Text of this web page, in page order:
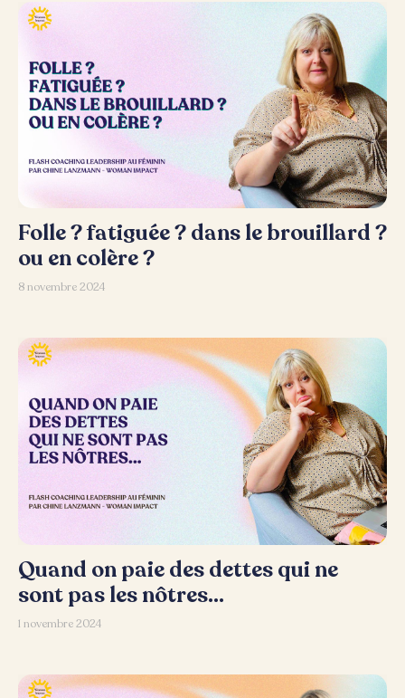
Folle ? fatiguée ? dans le brouillard ?
ou en colère ?
8 novembre 2024
Quand on paie des dettes qui ne
sont pas les nôtres…
1 novembre 2024